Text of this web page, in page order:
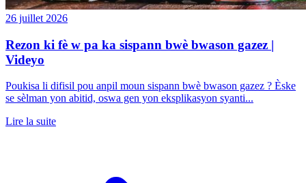
26 juillet 2026
Rezon ki fè w pa ka sispann bwè bwason gazez |
Videyo
Poukisa li difisil pou anpil moun sispann bwè bwason gazez ? Èske
se sèlman yon abitid, oswa gen yon eksplikasyon syanti...
Lire la suite